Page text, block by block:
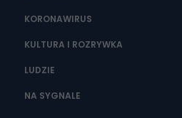
KORONAWIRUS
KULTURA I ROZRYWKA
LUDZIE
NA SYGNALE